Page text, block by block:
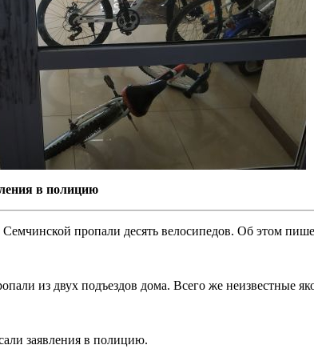
в полицию
пропали десять велосипедов. Об этом
из двух подъездов дома. Всего же неизвестные
заявления в полицию.